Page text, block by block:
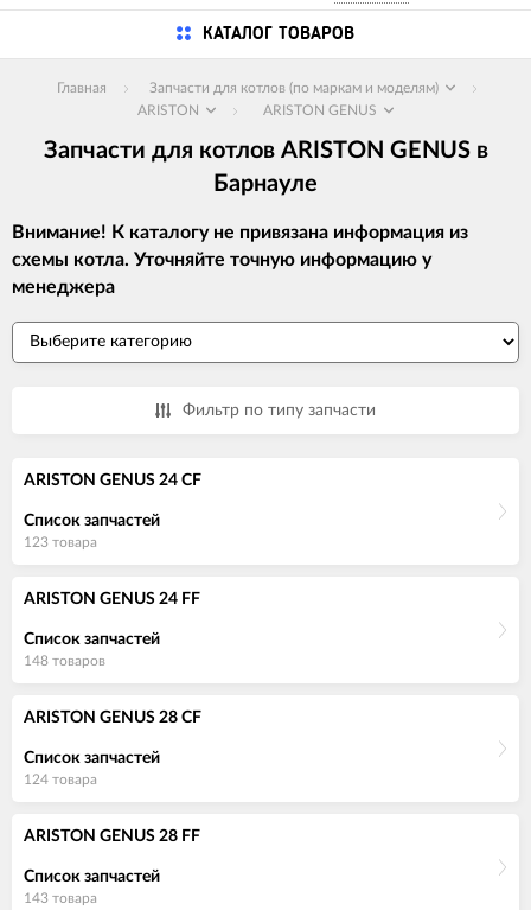
КАТАЛОГ ТОВАРОВ
Главная
Запчасти для котлов (по маркам и моделям)
ARISTON
ARISTON GENUS
Запчасти для котлов ARISTON GENUS в
Барнауле
Внимание! К каталогу не привязана информация из
схемы котла. Уточняйте точную информацию у
менеджера
Фильтр по типу запчасти
ARISTON GENUS 24 CF
Список запчастей
123 товара
ARISTON GENUS 24 FF
Список запчастей
148 товаров
ARISTON GENUS 28 CF
Список запчастей
124 товара
ARISTON GENUS 28 FF
Список запчастей
143 товара